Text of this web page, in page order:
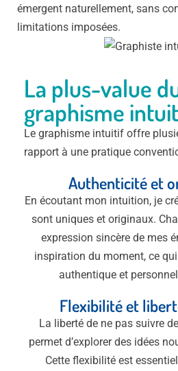
émergent naturellement, sans
limitations imposées.
La plus-value
graphisme
Le graphisme intuitif offre
rapport à une pratique
Authenticité et
En écoutant mon intuition, je
sont uniques et originaux.
expression sincère de mes
inspiration du moment, ce
authentique et
Flexibilité et
La liberté de ne pas suivre
permet d’explorer des idées
Cette flexibilité est